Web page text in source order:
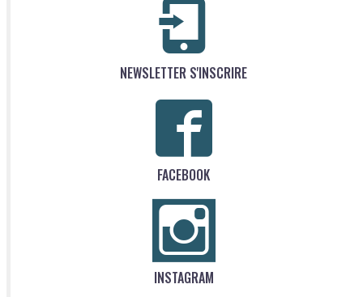
NEWSLETTER S'INSCRIRE
FACEBOOK
INSTAGRAM